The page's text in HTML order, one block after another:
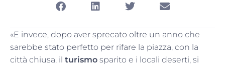
«E invece, dopo aver sprecato oltre un anno che
sarebbe stato perfetto per rifare la piazza, con la
città chiusa, il turismo sparito e i locali deserti, si